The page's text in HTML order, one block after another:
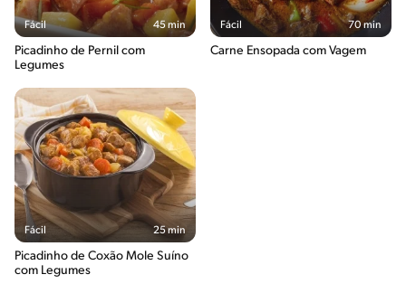
Fácil 45 min
Picadinho de Pernil com
Legumes
Fácil 70 min
Carne Ensopada com Vagem
Fácil 25 min
Picadinho de Coxão Mole Suíno
com Legumes